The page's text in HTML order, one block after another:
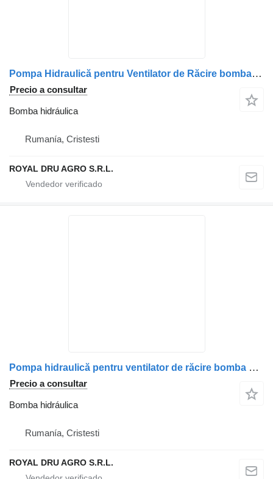
Pompa Hidraulică pentru Ventilator de Răcire bomba hidráulica para Mercedes-Benz 6285501283 A6285501283 0517725310 camión
Precio a consultar
Bomba hidráulica
Rumanía, Cristesti
ROYAL DRU AGRO S.R.L.
Pompa hidraulică pentru ventilator de răcire bomba hidráulica para Mercedes-Benz A9062301242 / A0012368305 / A0012369805 camión
Precio a consultar
Bomba hidráulica
Rumanía, Cristesti
ROYAL DRU AGRO S.R.L.